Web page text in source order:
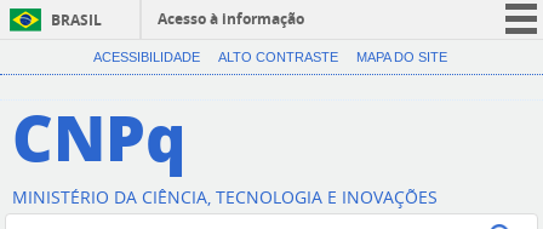
BRASIL
Acesso à informação
CORONAVÍRUS (COVID-19)
Canais
ACESSIBILIDADE ALTO CONTRASTE MAPA DO SITE
CNPq
MINISTÉRIO DA CIÊNCIA, TECNOLOGIA E INOVAÇÕES